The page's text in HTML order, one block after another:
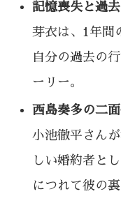
記憶喪失と過
芽衣は、1年間
自分の過去の
ーリー。
西島奏多の二
小池徹平さん
しい婚約者と
につれて彼の